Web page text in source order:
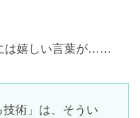
は嬉しい言葉が……
術」は、そうい